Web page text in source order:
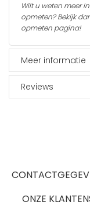
buiten het
de algemene
Wilt u weten meer
opmeten? Bekijk
opmeten pagina!
Meer informatie
Reviews
ONZE